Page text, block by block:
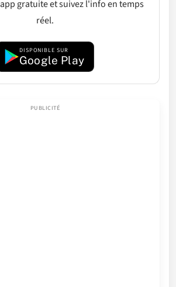
gratuite et suivez l'info en temps
réel.
DISPONIBLE SUR
Google Play